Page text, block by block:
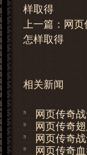
样取得
上一篇： 网
怎样取得
相关新闻
网页传奇
网页传奇
网页传奇
网页传奇